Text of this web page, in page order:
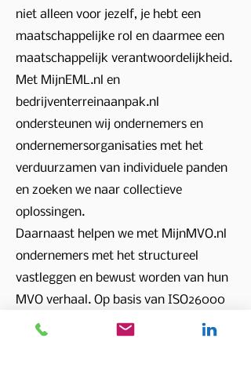
niet alleen voor jezelf, je hebt een
maatschappelijke rol en daarmee een
maatschappelijk verantwoordelijkheid.
Met MijnEML.nl en
bedrijventerreinaanpak.nl
ondersteunen wij ondernemers en
ondernemersorganisaties met het
verduurzamen van individuele panden
en zoeken we naar collectieve
oplossingen.
Daarnaast helpen we met MijnMVO.nl
ondernemers met het structureel
vastleggen en bewust worden van hun
MVO verhaal. Op basis van ISO26000
helpen we de ondernemer alle facetten